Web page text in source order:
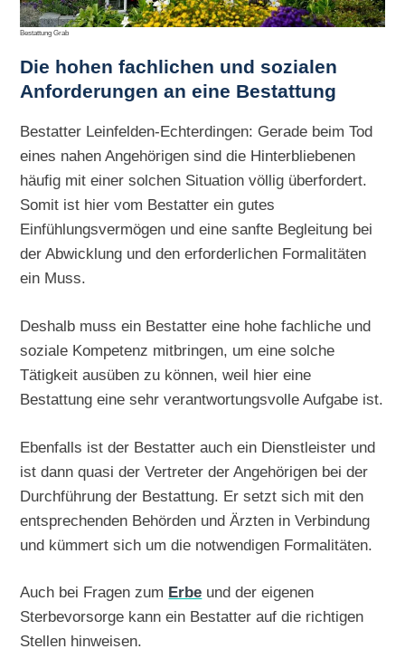
Bestattung Grab
Die hohenfachlichen und sozialen
Anforderungen an eine Bestattung
Bestatter Leinfelden-Echterdingen: Gerade beim Tod
eines nahen Angehörigen sind die Hinterbliebenen
häufig mit einer solchen Situation völlig überfordert.
Somit ist hier vom Bestatter ein gutes
Einfühlungsvermögen und eine sanfte Begleitung bei
der Abwicklung und den erforderlichen Formalitäten
ein Muss.
Deshalb muss ein Bestatter eine hohe fachliche und
soziale Kompetenz mitbringen, um eine solche
Tätigkeit ausüben zu können, weil hier eine
Bestattung eine sehr verantwortungsvolle Aufgabe ist.
Ebenfalls ist der Bestatter auch ein Dienstleister und
ist dann quasi der Vertreter der Angehörigen bei der
Durchführung der Bestattung. Er setzt sich mit den
entsprechenden Behörden und Ärzten in Verbindung
und kümmert sich um die notwendigen Formalitäten.
Auch bei Fragen zum Erbe und der eigenen
Sterbevorsorge kann ein Bestatter auf die richtigen
Stellen hinweisen.